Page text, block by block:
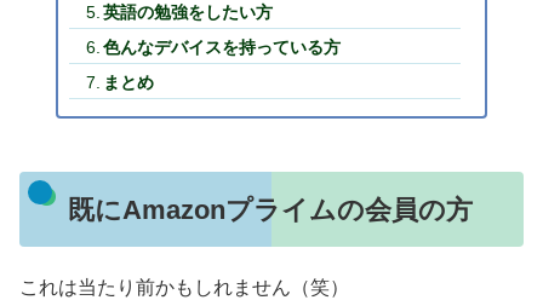
英語の勉強をしたい方
色んなデバイスを持っている方
まとめ
既にAmazonプライムの会員の方
これは当たり前かもしれません（笑）